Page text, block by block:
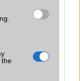
the